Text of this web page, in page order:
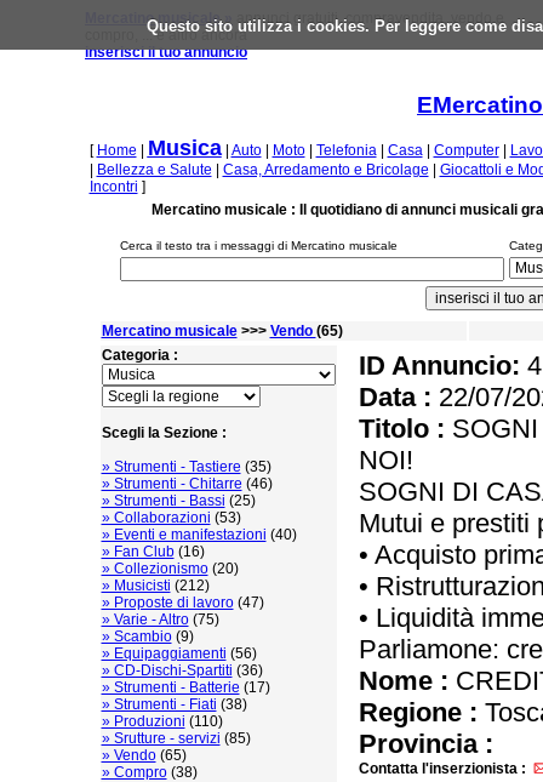
Questo sito utilizza i cookies. Per leggere come
Mercatino musicale » annunci gratuiti, compravendita, vendo e
compro, ... e altro ancora
inserisci il tuo annuncio
[ Home Musica| Auto| Moto| Telefonia| Casa| Computer|
Bellezza e Salute Casa, Arredamento e Bricolage
Giocattoli e
Incontri ]
Mercatino musicale : Il quotidiano di annunci musicali
Cerca il testo tra i messaggi di Mercatino musicale
Mercatino musicale>>> Vendo (65)
Categoria :
Scegli la Sezione :
» Strumenti - Tastiere (35)
» Strumenti - Chitarre (46)
» Strumenti - Bassi (25)
» Collaborazioni (53)
» Eventi e manifestazioni (40)
» Fan Club(16)
» Collezionismo(20)
» Musicisti (212)
» Proposte di lavoro(47)
» Varie - Altro(75)
» Scambio(9)
» Equipaggiamenti (56)
» CD-Dischi-Spartiti (36)
» Strumenti - Batterie (17)
» Strumenti - Fiati (38)
» Produzioni (110)
» Srutture - servizi (85)
» Vendo(65)
» Compro(38)
ID Annuncio:
Data : 22/07/
Titolo :
NOI!
SOGNI DI
Mutui e prestiti
• Acquisto
•
• Liquidità
Parliamone:
Nome :
Regione :
Provincia :
Contatta l'inserzionista :